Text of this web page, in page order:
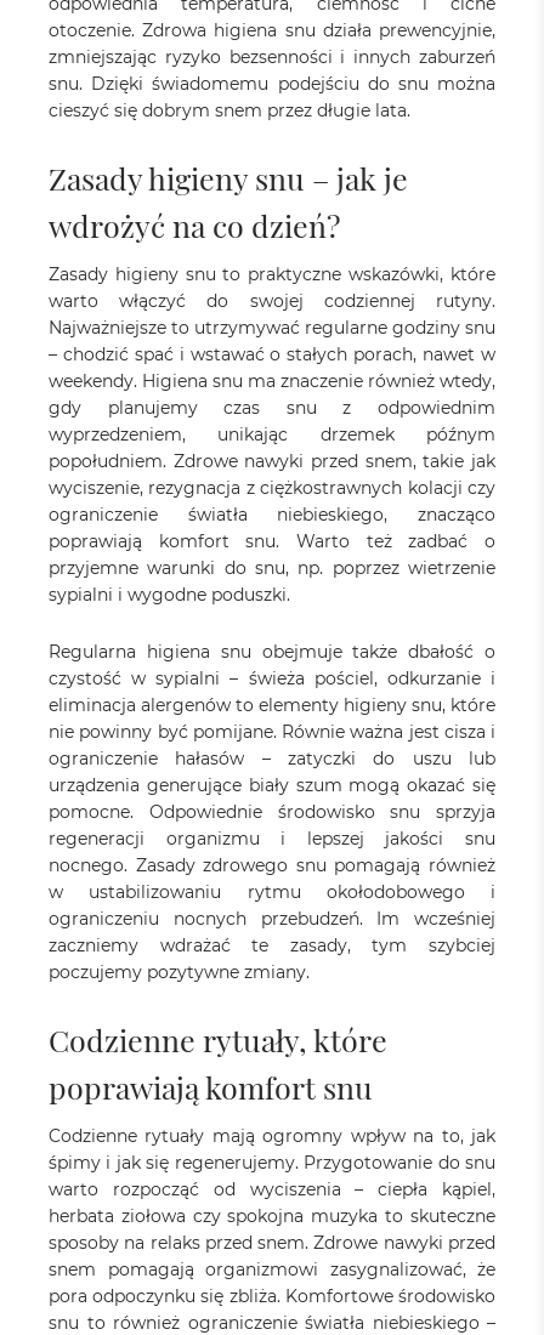
otoczenie. Zdrowa higiena snu działa prewencyjnie,
zmniejszając ryzyko bezsenności i innych zaburzeń
snu. Dzięki świadomemu podejściu do snu można
cieszyć się dobrym snem przez długie lata.
Zasady higieny snu – jak je
wdrożyć na co dzień?
Zasady higieny snu to praktyczne wskazówki, które
warto włączyć do swojej codziennej rutyny.
Najważniejsze to utrzymywać regularne godziny snu
– chodzić spać i wstawać o stałych porach, nawet w
weekendy. Higiena snu ma znaczenie również wtedy,
gdy planujemy czas snu z odpowiednim
wyprzedzeniem, unikając drzemek późnym
popołudniem. Zdrowe nawyki przed snem, takie jak
wyciszenie, rezygnacja z ciężkostrawnych kolacji czy
ograniczenie światła niebieskiego, znacząco
poprawiają komfort snu. Warto też zadbać o
przyjemne warunki do snu, np. poprzez wietrzenie
sypialni i wygodne poduszki.
Regularna higiena snu obejmuje także dbałość o
czystość w sypialni – świeża pościel, odkurzanie i
eliminacja alergenów to elementy higieny snu, które
nie powinny być pomijane. Równie ważna jest cisza i
ograniczenie hałasów – zatyczki do uszu lub
urządzenia generujące biały szum mogą okazać się
pomocne. Odpowiednie środowisko snu sprzyja
regeneracji organizmu i lepszej jakości snu
nocnego. Zasady zdrowego snu pomagają również
w ustabilizowaniu rytmu okołodobowego i
ograniczeniu nocnych przebudzeń. Im wcześniej
zaczniemy wdrażać te zasady, tym szybciej
poczujemy pozytywne zmiany.
Codzienne rytuały, które
poprawiają komfort snu
Codzienne rytuały mają ogromny wpływ na to, jak
śpimy i jak się regenerujemy. Przygotowanie do snu
warto rozpocząć od wyciszenia – ciepła kąpiel,
herbata ziołowa czy spokojna muzyka to skuteczne
sposoby na relaks przed snem. Zdrowe nawyki przed
snem pomagają organizmowi zasygnalizować, że
pora odpoczynku się zbliża. Komfortowe środowisko
snu to również ograniczenie światła niebieskiego –